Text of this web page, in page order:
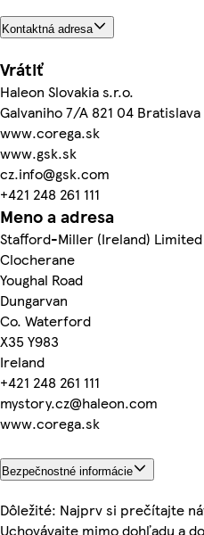
Kontaktná adresa
Vrátiť
Haleon Slovakia s.r.o.
Galvaniho 7/A 821 04 Bratislava
www.corega.sk
www.gsk.sk
cz.info@gsk.com
+421 248 261 111
Meno a adresa
Stafford-Miller (Ireland) Limited
Clocherane
Youghal Road
Dungarvan
Co. Waterford
X35 Y983
Ireland
+421 248 261 111
mystory.cz@haleon.com
www.corega.sk
Bezpečnostné informácie
Dôležité: Najprv si prečítajte
Uchovávajte mimo dohľadu a